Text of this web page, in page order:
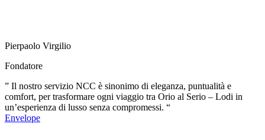
Pierpaolo Virgilio
Fondatore
” Il nostro servizio NCC è sinonimo di eleganza, puntualità e
comfort, per trasformare ogni viaggio tra Orio al Serio – Lodi in
un’esperienza di lusso senza compromessi. “
Envelope